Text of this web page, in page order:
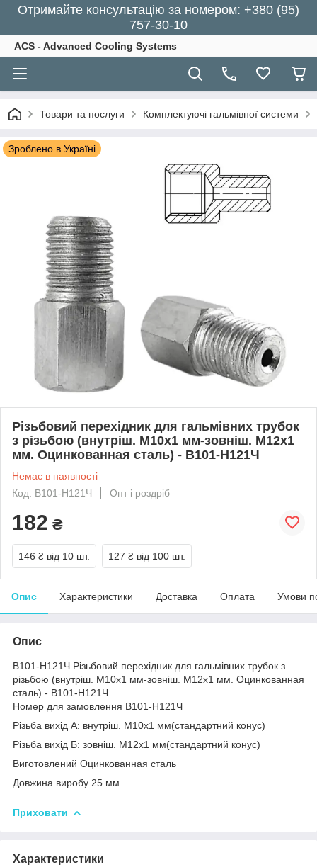
Отримайте консультацію за номером: +380 (95)
757-30-10
ACS - Advanced Cooling Systems
Товари та послуги Комплектуючі гальмівної системи
Зроблено в Україні
Різьбовий перехідник для гальмівних трубок
з різьбою (внутріш. М10x1 мм-зовніш. М12x1
мм. Оцинкованная сталь) - В101-Н121Ч
Немає в наявності
Код: В101-Н121Ч
Опт і роздріб
182 ₴
146 ₴ від 10 шт. 127 ₴ від 100 шт.
Опис Характеристики Доставка Оплата Умови
Опис
В101-Н121Ч Різьбовий перехідник для гальмівних трубок з
різьбою (внутріш. М10x1 мм-зовніш. М12x1 мм. Оцинкованная
сталь) - В101-Н121Ч
Номер для замовлення В101-Н121Ч
Різьба вихід А: внутріш. М10x1 мм(стандартний конус)
Різьба вихід Б: зовніш. М12x1 мм(стандартний конус)
Виготовлений Оцинкованная сталь
Довжина виробу 25 мм
Приховати
Характеристики